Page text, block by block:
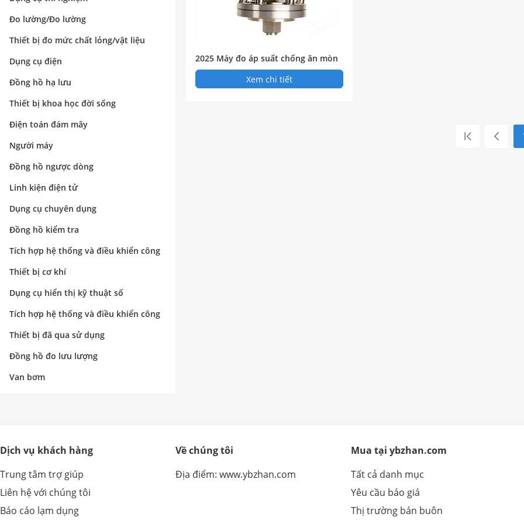
Đo lường/Đo lường
Thiết bị đo mức chất lỏng/vật liệu
Dụng cụ điện
Đồng hồ hạ lưu
Thiết bị khoa học đời sống
Điện toán đám mây
Người máy
Đồng hồ ngược dòng
Linh kiện điện tử
Dụng cụ chuyên dụng
Đồng hồ kiểm tra
Tích hợp hệ thống và điều khiển công
nghiệp
Thiết bị cơ khí
Dụng cụ hiển thị kỹ thuật số
Tích hợp hệ thống và điều khiển công
nghiệp
Thiết bị đã qua sử dụng
Đồng hồ đo lưu lượng
Van bơm
2025 Máy đo áp suất chống ăn mòn
Xem chi tiết
Dịch vụ khách hàng
Trung tâm trợ giúp
Liên hệ với chúng tôi
Báo cáo lạm dụng
Về chúng tôi
Địa điểm: www.ybzhan.com
Mua tại ybzhan.com
Tất cả danh mục
Yêu cầu báo giá
Thị trường bán buôn